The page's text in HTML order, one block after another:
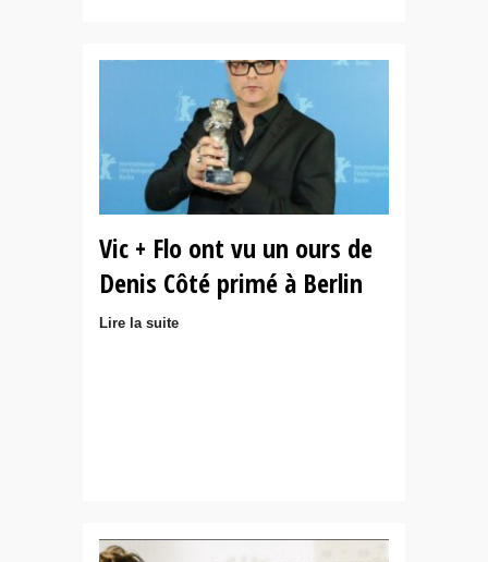
Vic + Flo ont vu un ours de
Denis Côté primé à Berlin
Lire la suite